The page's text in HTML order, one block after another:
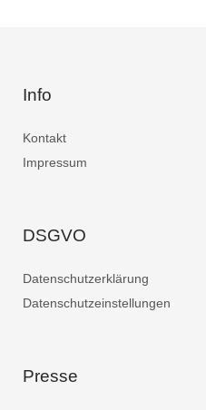
Info
Kontakt
Impressum
DSGVO
Datenschutzerklärung
Datenschutzeinstellungen
Presse